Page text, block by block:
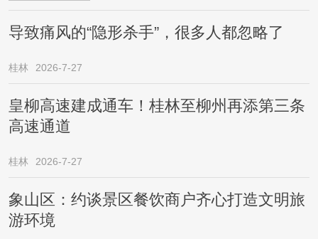
导致痛风的“隐形杀手”，很多人都忽略了
桂林 2026-7-27
皇柳高速建成通车！桂林至柳州再添第三条
高速通道
桂林 2026-7-27
象山区：约谈景区餐饮商户齐心打造文明旅
游环境